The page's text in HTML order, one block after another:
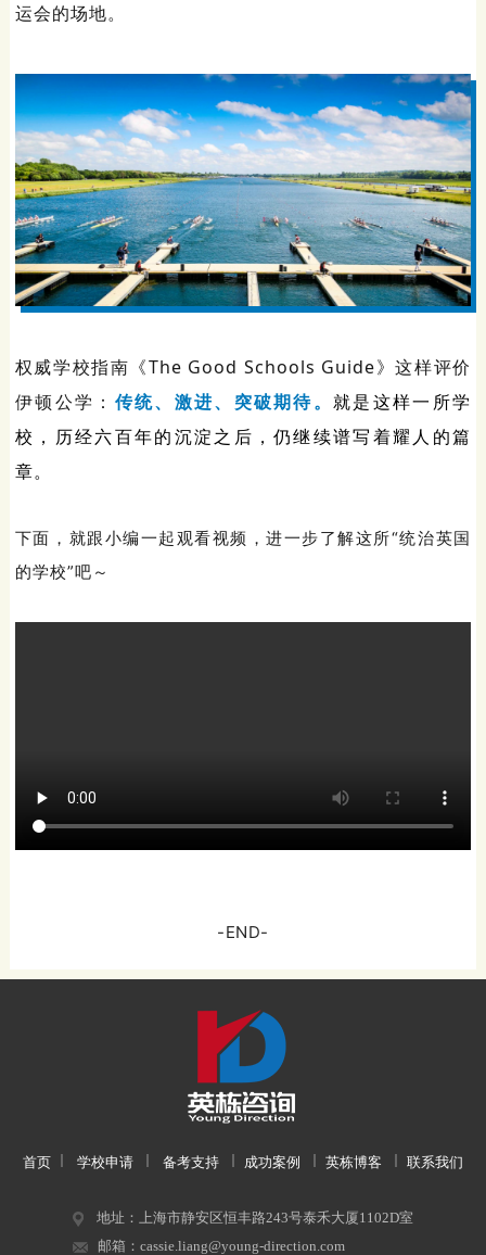
运会的场地。
权威学校指南《The Good Schools Guide》这样评价
伊顿公学： 传统、激进、突破期待。就是这样一所学
校，历经六百年的沉淀之后，仍继续谱写着耀人的篇
章。
下面，就跟小编一起观看视频，进一步了解这所“统治英国
的学校”吧～
-END-
首页 学校申请 备考支持 成功案例 英栋博客 联系我们
地址：上海市静安区恒丰路243号泰禾大厦1102D室
邮箱：cassie.liang@young-direction.com